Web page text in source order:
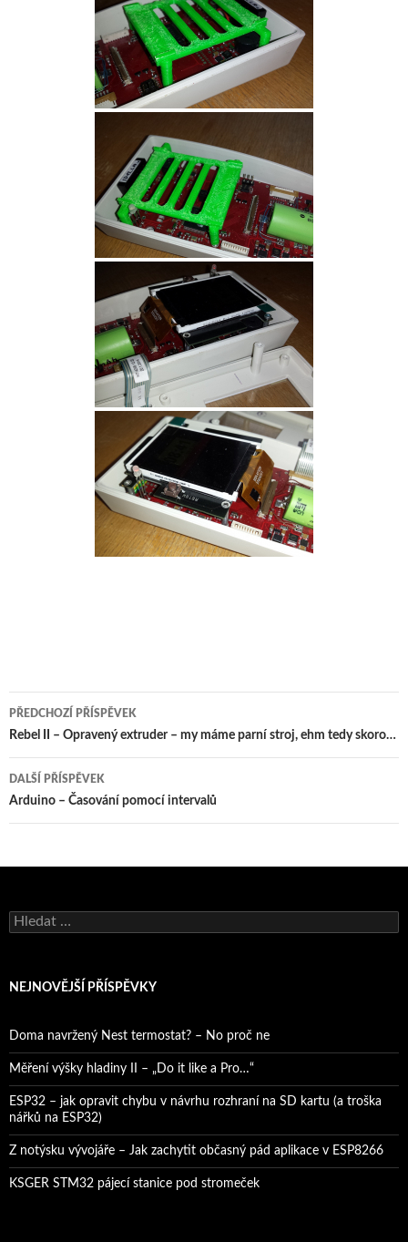
Navigace
pro
příspěvky
PŘEDCHOZÍ PŘÍSPĚVEK
Rebel II – Opravený extruder – my máme parní stroj, ehm tedy skoro…
DALŠÍ PŘÍSPĚVEK
Arduino – Časování pomocí intervalů
Vyhledávání
NEJNOVĚJŠÍ PŘÍSPĚVKY
Doma navržený Nest termostat? – No proč ne
Měření výšky hladiny II – „Do it like a Pro…“
ESP32 – jak opravit chybu v návrhu rozhraní na SD kartu (a troška
nářků na ESP32)
Z notýsku vývojáře – Jak zachytit občasný pád aplikace v ESP8266
KSGER STM32 pájecí stanice pod stromeček